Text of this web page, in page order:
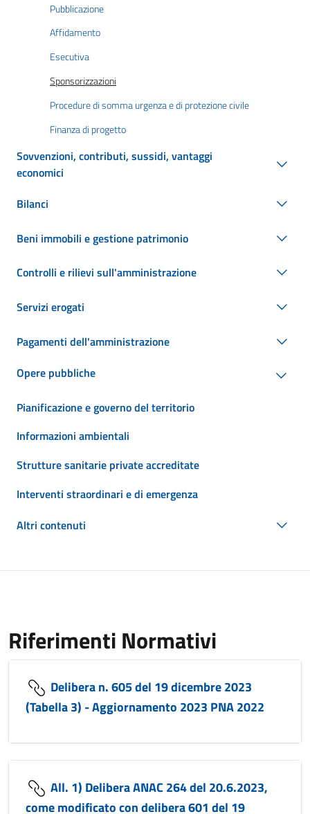
Pubblicazione
Affidamento
Esecutiva
Sponsorizzazioni
Procedure di somma urgenza e di protezione civile
Finanza di progetto
Sovvenzioni, contributi, sussidi, vantaggi
economici
Bilanci
Beni immobili e gestione patrimonio
Controlli e rilievi sull'amministrazione
Servizi erogati
Pagamenti dell'amministrazione
Opere pubbliche
Pianificazione e governo del territorio
Informazioni ambientali
Strutture sanitarie private accreditate
Interventi straordinari e di emergenza
Altri contenuti
Riferimenti Normativi
Delibera n. 605 del 19 dicembre 2023
(Tabella 3) - Aggiornamento 2023 PNA 2022
All. 1) Delibera ANAC 264 del 20.6.2023,
come modificato con delibera 601 del 19